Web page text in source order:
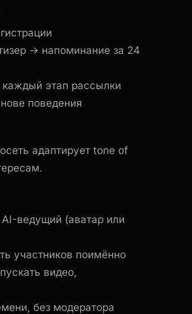
→ напоминание за 24
каждый этап рассылки
поведения
адаптирует tone of
ведущий (аватар или
участников поимённо
видео,
без модератора